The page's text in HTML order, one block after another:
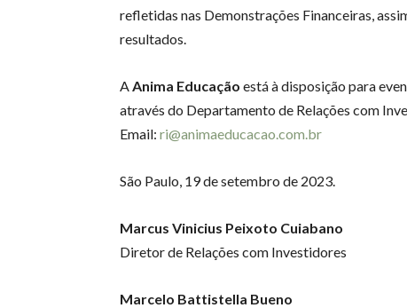
refletidas nas Demonstrações Financeiras,
resultados.
AAnima Educação está à disposição para
através do Departamento de Relações com
Email: ri@animaeducacao.com.br
São Paulo, 19 de setembro de 2023.
Marcus Vinicius Peixoto Cuiabano
Diretor de Relações com Investidores
Marcelo Battistella Bueno